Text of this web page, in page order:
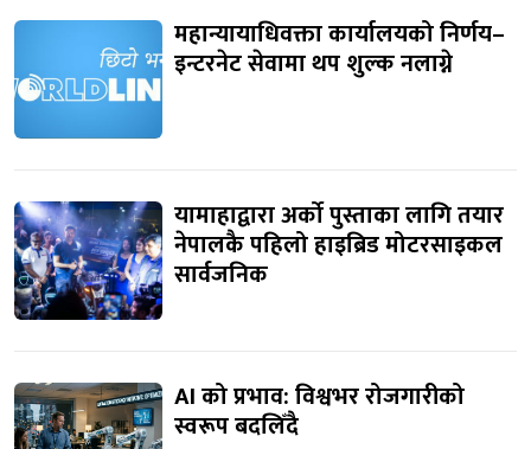
महान्यायाधिवक्ता कार्यालयको निर्णय–
इन्टरनेट सेवामा थप शुल्क नलाग्ने
यामाहाद्वारा अर्को पुस्ताका लागि तयार
नेपालकै पहिलो हाइब्रिड मोटरसाइकल
सार्वजनिक
AI को प्रभाव: विश्वभर रोजगारीको
स्वरूप बदलिँदै